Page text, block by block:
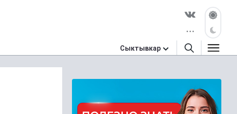
Сыктывкар